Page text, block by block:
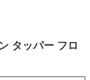
タッパー フロ